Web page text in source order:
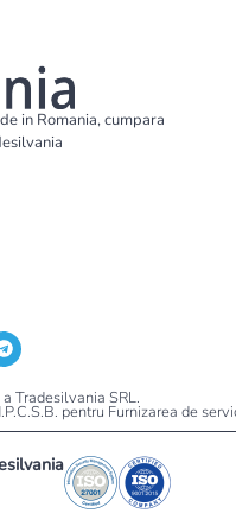
in Romania, cumpara
Tradesilvania SRL.
pentru Furnizarea de